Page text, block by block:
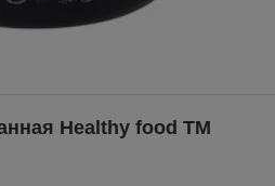
Healthy food ТМ